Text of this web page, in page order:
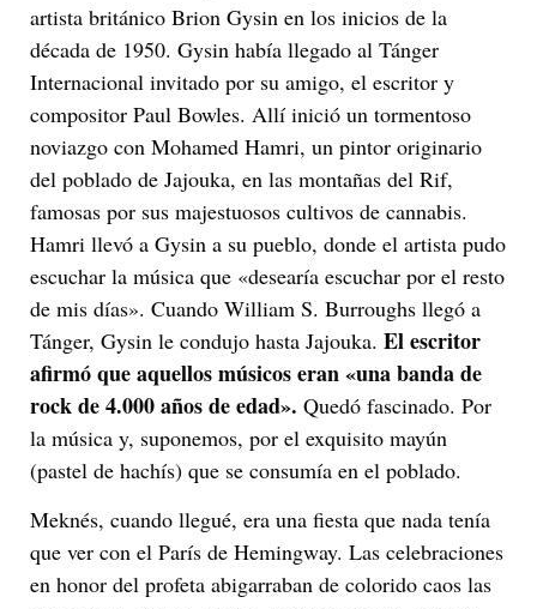
artista británico Brion Gysin en los inicios de la
década de 1950. Gysin había llegado al Tánger
Internacional invitado por su amigo, el escritor y
compositor Paul Bowles. Allí inició un tormentoso
noviazgo con Mohamed Hamri, un pintor originario
del poblado de Jajouka, en las montañas del Rif,
famosas por sus majestuosos cultivos de cannabis.
Hamri llevó a Gysin a su pueblo, donde el artista pudo
escuchar la música que «desearía escuchar por el resto
de mis días». Cuando William S. Burroughs llegó a
Tánger, Gysin le condujo hasta Jajouka. El escritor
afirmó que aquellos músicos eran «una banda de
rock de 4.000 años de edad». Quedó fascinado. Por
la música y, suponemos, por el exquisito mayún
(pastel de hachís) que se consumía en el poblado.
Meknés, cuando llegué, era una fiesta que nada tenía
que ver con el París de Hemingway. Las celebraciones
en honor del profeta abigarraban de colorido caos las